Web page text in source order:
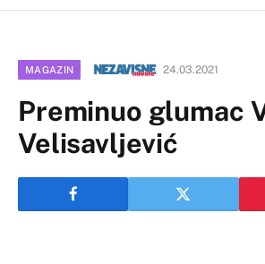
MAGAZIN 24.03.2021
Preminuo glumac
Velisavljević